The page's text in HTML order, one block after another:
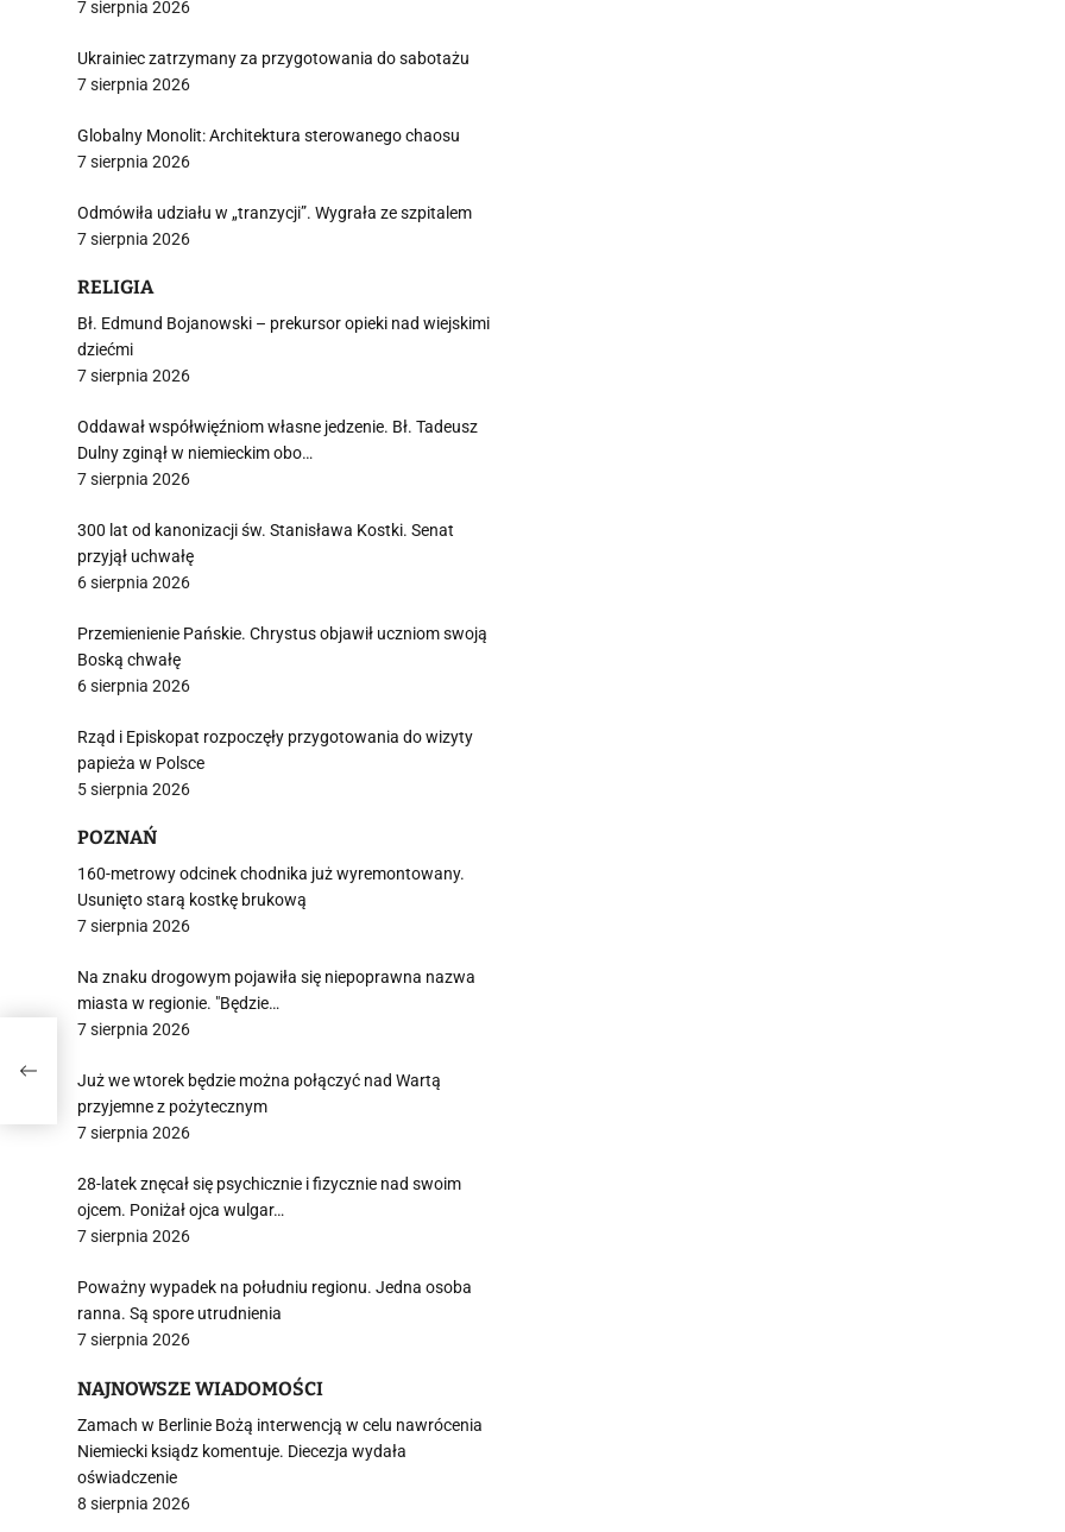
7 sierpnia 2026
Ukrainiec zatrzymany za przygotowania do sabotażu
7 sierpnia 2026
Globalny Monolit: Architektura sterowanego chaosu
7 sierpnia 2026
Odmówiła udziału w „tranzycji”. Wygrała ze szpitalem
7 sierpnia 2026
RELIGIA
Bł. Edmund Bojanowski – prekursor opieki nad wiejskimi
dziećmi
7 sierpnia 2026
Oddawał współwięźniom własne jedzenie. Bł. Tadeusz
Dulny zginął w niemieckim obo…
7 sierpnia 2026
300 lat od kanonizacji św. Stanisława Kostki. Senat
przyjął uchwałę
6 sierpnia 2026
Przemienienie Pańskie. Chrystus objawił uczniom swoją
Boską chwałę
6 sierpnia 2026
Rząd i Episkopat rozpoczęły przygotowania do wizyty
papieża w Polsce
5 sierpnia 2026
POZNAŃ
160-metrowy odcinek chodnika już wyremontowany.
Usunięto starą kostkę brukową
7 sierpnia 2026
Na znaku drogowym pojawiła się niepoprawna nazwa
miasta w regionie. "Będzie…
7 sierpnia 2026
Już we wtorek będzie można połączyć nad Wartą
przyjemne z pożytecznym
7 sierpnia 2026
28-latek znęcał się psychicznie i fizycznie nad swoim
ojcem. Poniżał ojca wulgar…
7 sierpnia 2026
Poważny wypadek na południu regionu. Jedna osoba
ranna. Są spore utrudnienia
7 sierpnia 2026
NAJNOWSZE WIADOMOŚCI
Zamach w Berlinie Bożą interwencją w celu nawrócenia
Niemiecki ksiądz komentuje. Diecezja wydała
oświadczenie
8 sierpnia 2026